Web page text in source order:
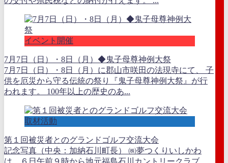
イベント開催
7月7日（日）・8日（月）◆鬼子母尊神例大祭
7月7日（日）・8日（月）に郡山市咲田の法現寺にて、 子
供を厄災から守る伝統の祭り『鬼子母尊神例大祭』が行
われます。 100年以上の歴史のあ...
取材活動
第１回被災者とのグランドゴルフ交流大会
記念写真（中央：加納石川町長） ㈱夢つくりいしかわ
は、６日午前９時から地元福島石川カントリークラブ